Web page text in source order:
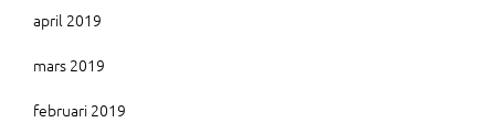
april 2019
mars 2019
februari 2019